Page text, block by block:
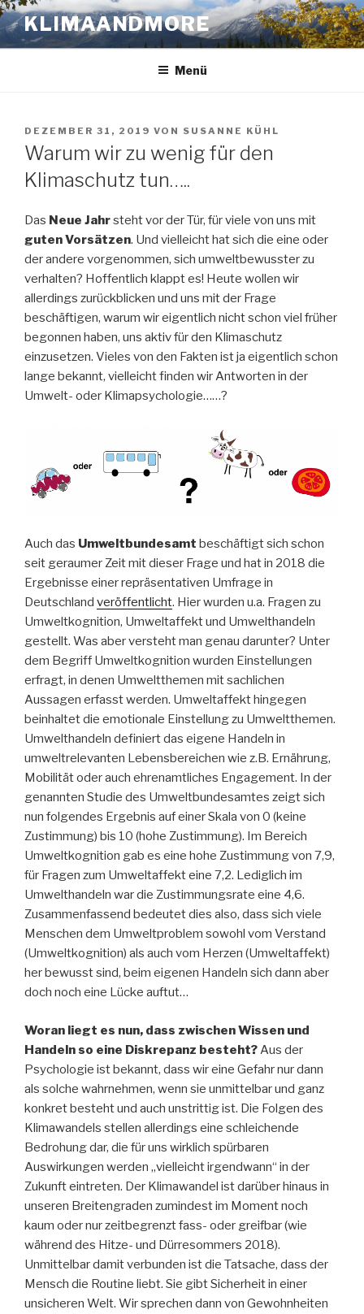
Zum
Inhalt
springen
KLIMAANDMORE
Menü
VERÖFFENTLICHT
AM
DEZEMBER 31, 2019 VON SUSANNE KÜHL
Warum wir zu wenig für den
Klimaschutz tun…..
Das Neue Jahrsteht vor der Tür, für viele von uns mit
guten Vorsätzen. Und vielleicht hat sich die eine oder
der andere vorgenommen, sich umweltbewusster zu
verhalten? Hoffentlich klappt es! Heute wollen wir
allerdings zurückblicken und uns mit der Frage
beschäftigen, warum wir eigentlich nicht schon viel früher
begonnen haben, uns aktiv für den Klimaschutz
einzusetzen. Vieles von den Fakten ist ja eigentlich schon
lange bekannt, vielleicht finden wir Antworten in der
Umwelt- oder Klimapsychologie……?
Auch das Umweltbundesamt beschäftigt sich schon
seit geraumer Zeit mit dieser Frage und hat in 2018 die
Ergebnisse einer repräsentativen Umfrage in
Deutschland veröffentlicht. Hier wurden u.a. Fragen zu
Umweltkognition, Umweltaffekt und Umwelthandeln
gestellt. Was aber versteht man genau darunter? Unter
dem Begriff Umweltkognition wurden Einstellungen
erfragt, in denen Umweltthemen mit sachlichen
Aussagen erfasst werden. Umweltaffekt hingegen
beinhaltet die emotionale Einstellung zu Umweltthemen.
Umwelthandeln definiert das eigene Handeln in
umweltrelevanten Lebensbereichen wie z.B. Ernährung,
Mobilität oder auch ehrenamtliches Engagement. In der
genannten Studie des Umweltbundesamtes zeigt sich
nun folgendes Ergebnis auf einer Skala von 0 (keine
Zustimmung) bis 10 (hohe Zustimmung). Im Bereich
Umweltkognition gab es eine hohe Zustimmung von 7,9,
für Fragen zum Umweltaffekt eine 7,2. Lediglich im
Umwelthandeln war die Zustimmungsrate eine 4,6.
Zusammenfassend bedeutet dies also, dass sich viele
Menschen dem Umweltproblem sowohl vom Verstand
(Umweltkognition) als auch vom Herzen (Umweltaffekt)
her bewusst sind, beim eigenen Handeln sich dann aber
doch noch eine Lücke auftut…
Woran liegt es nun, dass zwischen Wissen und
Handeln so eine Diskrepanz besteht?Aus der
Psychologie ist bekannt, dass wir eine Gefahr nur dann
als solche wahrnehmen, wenn sie unmittelbar und ganz
konkret besteht und auch unstrittig ist. Die Folgen des
Klimawandels stellen allerdings eine schleichende
Bedrohung dar, die für uns wirklich spürbaren
Auswirkungen werden „vielleicht irgendwann“ in der
Zukunft eintreten. Der Klimawandel ist darüber hinaus in
unseren Breitengraden zumindest im Moment noch
kaum oder nur zeitbegrenzt fass- oder greifbar (wie
während des Hitze- und Dürresommers 2018).
Unmittelbar damit verbunden ist die Tatsache, dass der
Mensch die Routine liebt. Sie gibt Sicherheit in einer
unsicheren Welt. Wir sprechen dann von Gewohnheiten